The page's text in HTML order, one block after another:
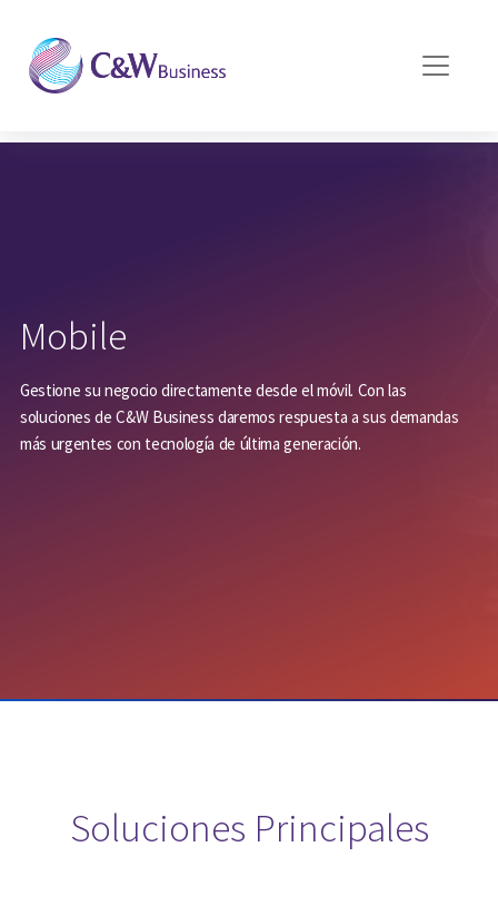
Mobile
Gestione su negocio directamente desde el móvil. Con las
soluciones de C&W Business daremos respuesta a sus demandas
más urgentes con tecnología de última generación.
Soluciones Principales